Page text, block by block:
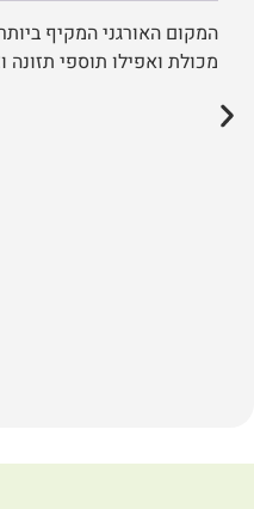
המקום האורגני המקיף
מכולת ואפילו תוספי תזונה